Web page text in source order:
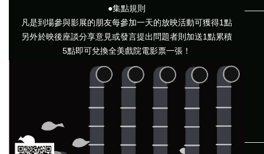
●集點規則
凡是到場參與影展的朋友每參加一天的放映活動可獲得1點
另外於映後座談分享意見或發言提出問題者則加送1點累積
5點即可兌換全美戲院電影票一張！